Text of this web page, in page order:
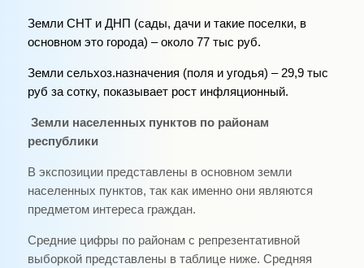
Земли СНТ и ДНП (сады, дачи и такие поселки, в
основном это города) – около 77 тыс руб.
Земли сельхоз.назначения (поля и угодья) – 29,9 тыс
руб за сотку, показывает рост инфляционный.
Земли населенных пунктов по районам
республики
В экспозиции представлены в основном земли
населенных пунктов, так как именно они являются
предметом интереса граждан.
Средние цифры по районам с репрезентативной
выборкой представлены в таблице ниже. Средняя